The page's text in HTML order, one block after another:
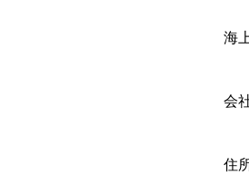
海
会
住